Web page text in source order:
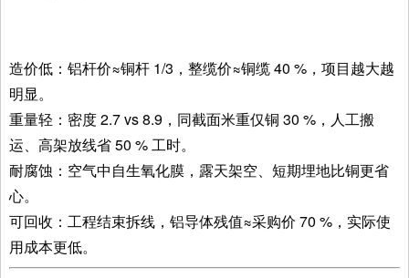
造价低：铝杆价≈铜杆 1/3，整缆价≈铜缆 40 %，项目越大越
明显。
重量轻：密度 2.7 vs 8.9，同截面米重仅铜 30 %，人工搬
运、高架放线省 50 % 工时。
耐腐蚀：空气中自生氧化膜，露天架空、短期埋地比铜更省
心。
可回收：工程结束拆线，铝导体残值≈采购价 70 %，实际使
用成本更低。